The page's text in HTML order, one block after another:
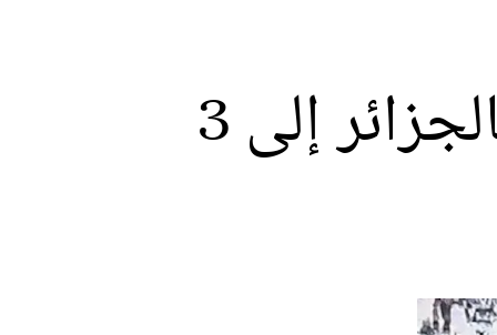
إرتفاع حصيلة وفيات فاجعة 5 جويلية بالجزائر إلى 3